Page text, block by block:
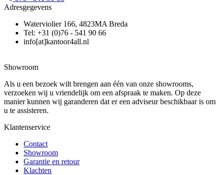
Adresgegevens
Waterviolier 166, 4823MA Breda
Tel: +31 (0)76 - 541 90 66
info[at]kantoor4all.nl
Showroom
Als u een bezoek wilt brengen aan één van onze showrooms,
verzoeken wij u vriendelijk om een afspraak te maken. Op deze
manier kunnen wij garanderen dat er een adviseur beschikbaar is om
u te assisteren.
Klantenservice
Contact
Showroom
Garantie en retour
Klachten